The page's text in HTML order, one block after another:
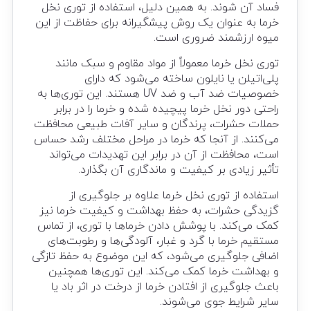
فساد آن شوند. به همین دلیل، استفاده از توری نخل
خرما به عنوان یک روش پیشگیرانه برای حفاظت از این
میوه ارزشمند ضروری است.
توری نخل خرما معمولاً از مواد مقاوم و سبک مانند
پلی‌اتیلن یا نایلون ساخته می‌شود که دارای
خصوصیات ضد آب و ضد UV هستند. این توری‌ها به
راحتی دور نخل خرما پیچیده شده و خرما را در برابر
حملات حشرات، پرندگان و سایر آفات طبیعی محافظت
می‌کنند. از آنجا که خرما در مراحل مختلف رشد حساس
است، محافظت از آن در برابر این تهدیدات می‌تواند
تأثیر زیادی بر کیفیت و ماندگاری آن بگذارد.
استفاده از توری نخل خرما علاوه بر جلوگیری از
گزیدگی حشرات، به حفظ بهداشت و کیفیت خرما نیز
کمک می‌کند. با پوشش دادن خرماها با توری، از تماس
مستقیم خرما با گرد و غبار، آلودگی‌ها و رطوبت‌های
اضافی جلوگیری می‌شود، که این موضوع به حفظ تازگی
و بهداشت خرما کمک می‌کند. این توری‌ها همچنین
باعث جلوگیری از افتادن خرما از درخت در اثر باد یا
سایر شرایط جوی می‌شوند.